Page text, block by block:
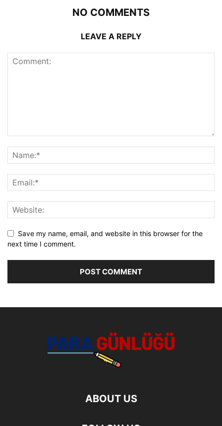
NO COMMENTS
LEAVE A REPLY
Save my name, email, and website in this browser for the
next time I comment.
ABOUT US